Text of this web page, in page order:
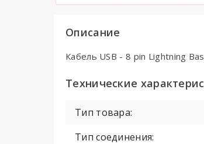
Описание
Кабель USB - 8 pin Lightning
Технические
Тип товара:
Тип соединения: